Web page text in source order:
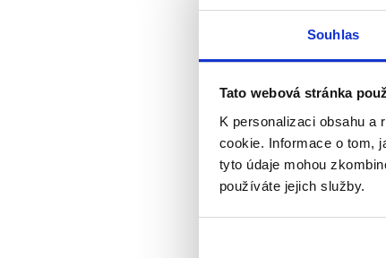
Souhlas
Tato webová stránka
K personalizaci obsahu
cookie. Informace o tom,
tyto údaje mohou
používáte jejich služby.